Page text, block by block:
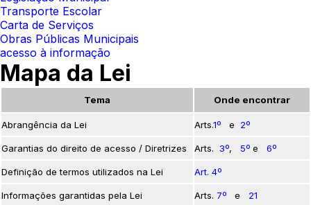
Transporte Escolar
Carta de Serviços
Obras Públicas Municipais
acesso à informação
Mapa da Lei
Tema Onde encontrar
Abrangência da Lei Arts.1º e 2º
Garantias do direito de acesso / Diretrizes Arts. 3º, 5º e 6º
Definição de termos utilizados na Lei Art. 4º
Informações garantidas pela Lei Arts. 7º e 21